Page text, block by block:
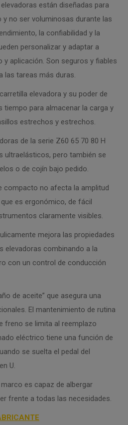
están diseñadas para
no ser voluminosas durante las
la confiabilidad y la
personalizar y adaptar a
y aplicación. Son seguros y fiables
las tareas más duras.
elevadora y su poder de
tiempo para almacenar la carga y
estrechos y estrechos.
de la serie Z60 65 70 80 H
ultraelásticos, pero también se
o de cojín bajo pedido.
compacto no afecta la amplitud
es ergonómico, de fácil
claramente visibles.
mejora las propiedades
elevadoras combinando a la
con un control de conducción
de aceite” que asegura una
El mantenimiento de rutina
freno se limita al reemplazo
eléctrico tiene una función de
se suelta el pedal del
U.
es capaz de albergar
frente a todas las necesidades.